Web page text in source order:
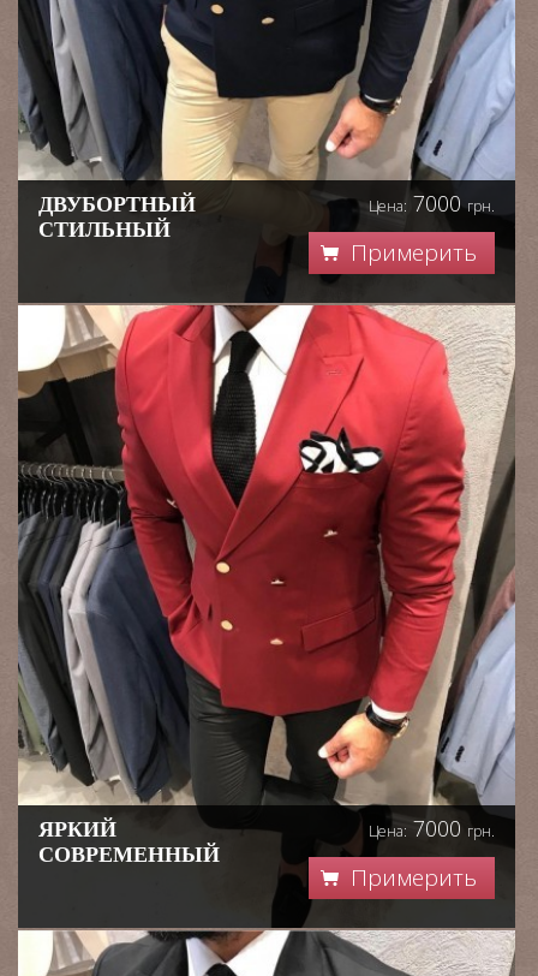
ДВУБОРТНЫЙ
СТИЛЬНЫЙ
Цена: 7000грн.
Примерить
ЯРКИЙ
СОВРЕМЕННЫЙ
Цена: 7000 грн.
Примерить